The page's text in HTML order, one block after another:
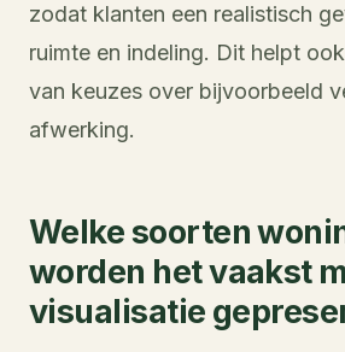
zodat klanten een realistisch
ruimte en indeling. Dit helpt
van keuzes over bijvoorbeeld
afwerking.
Welke soorten
worden het vaakst
visualisatie